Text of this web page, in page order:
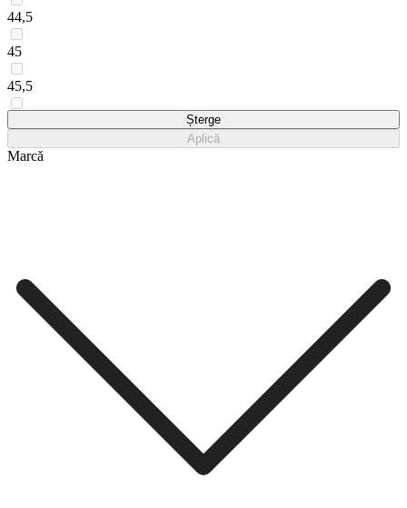
44,5
45
45,5
Șterge
Aplică
Marcă